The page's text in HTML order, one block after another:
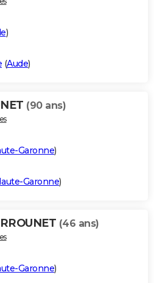
)
(Aude)
(90 ans)
Garonne)
Garonne)
(46 ans)
Garonne)